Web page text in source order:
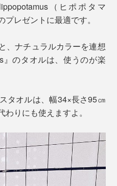
（ヒポポタマ
レゼントに最適です。
、ナチュラルカラーを連想
』のタオルは、使うのが楽
タオルは、幅34×長さ95㎝
りにも使えますよ。